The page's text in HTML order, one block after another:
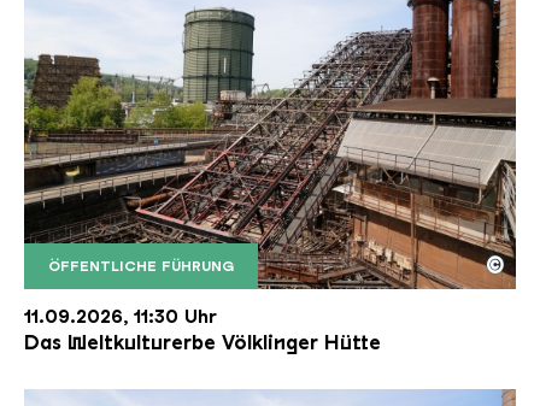
ÖFFENTLICHE FÜHRUNG
Der Erzschrägaufzug der Völklinger Hütte mit
Copyright: Weltkulturerbe Völklinger Hütte | Karl
©
11.09.2026, 11:30 Uhr
Das Weltkulturerbe Völklinger Hütte